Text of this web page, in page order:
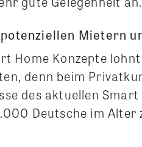
Mietern
Home Konzepte
denn beim
des aktuellen
Deutsche im Alter